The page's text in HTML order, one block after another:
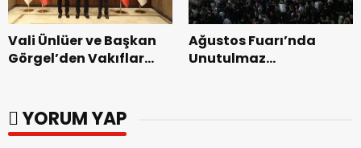
Vali Ünlüer ve Başkan
Görgel’den Vakıflar
Ağustos Fuarı’nda
Unutulmaz
YORUM YAP